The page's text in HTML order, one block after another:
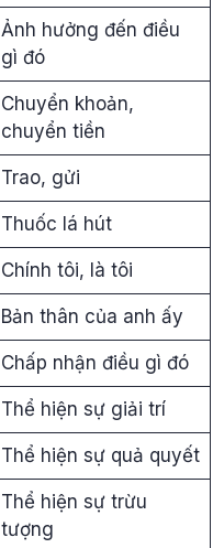
Ảnh hưởng đến điều
gì đó
Chuyển khoản,
chuyển tiền
Trao, gửi
Thuốc lá hút
Chính tôi, là tôi
Bản thân của anh ấy
Chấp nhận điều gì đó
Thể hiện sự giải trí
Thể hiện sự quả quyết
Thể hiện sự trừu
tượng